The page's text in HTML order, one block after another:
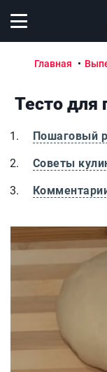
Открыть меню
Главная
Тесто для
Пошаговый
Советы
Тесто для